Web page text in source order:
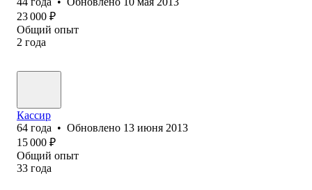
23 000 ₽
Общий опыт
2 года
Кассир
64 года • Обновлено 13 июня 2013
15 000 ₽
Общий опыт
33 года